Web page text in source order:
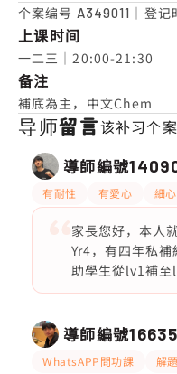
个案编号 A349011 ｜登
上课时间
一二三｜20:00-21:30
备注
補底為主，中文Chem
导师留言该补习个
導師編號
有耐性 有愛心 細心
家長您好，本人
Yr4，有四年私
助學生從lv1補至
導師編號
WhatsAPP問功課 解